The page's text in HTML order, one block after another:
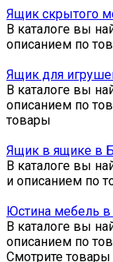
Ящик скрытого
В каталоге вы
описанием по
Ящик для
В каталоге вы
описанием по
товары
Ящик в ящике в
В каталоге вы
и описанием по
Юстина мебель
В каталоге вы
описанием по
Смотрите товары